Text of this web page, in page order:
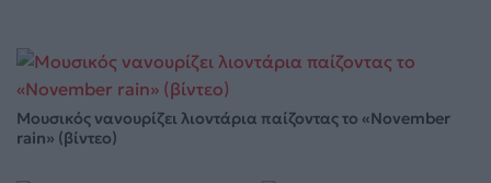
Μουσικός νανουρίζει λιοντάρια παίζοντας το «November
rain» (βίντεο)